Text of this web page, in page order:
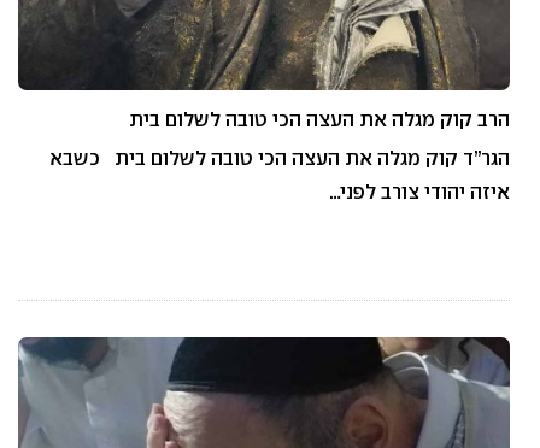
הרב קוק מגלה את העצה הכי טובה לשלום בית
הגר”ד קוק מגלה את העצה הכי טובה לשלום בית כשבא
איזה יהודי צורב לפני…